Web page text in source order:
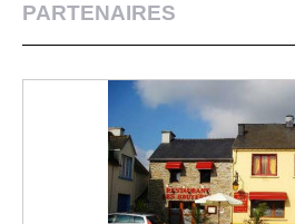
PARTENAIRES